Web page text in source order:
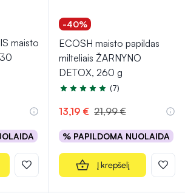
maisto
-40%
ECOSH maisto papildas
milteliais ŽARNYNO
DETOX, 260 g
Įvertinimas 4.7 iš 5
(7)
13,19 € 21,99 €
% PAPILDOMA NUOLAIDA
Į krepšelį